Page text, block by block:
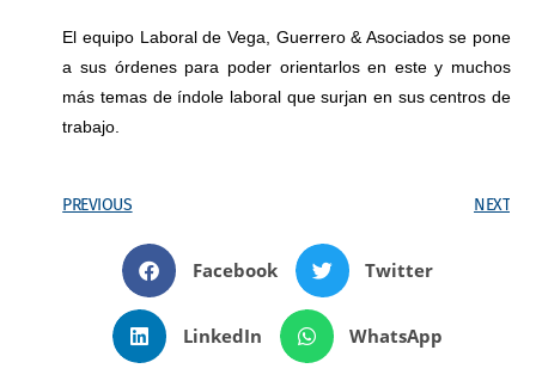
El equipo Laboral de Vega, Guerrero & Asociados se pone
a sus órdenes para poder orientarlos en este y muchos
más temas de índole laboral que surjan en sus centros de
trabajo.
PREVIOUS NEXT
Facebook Twitter
LinkedIn WhatsApp